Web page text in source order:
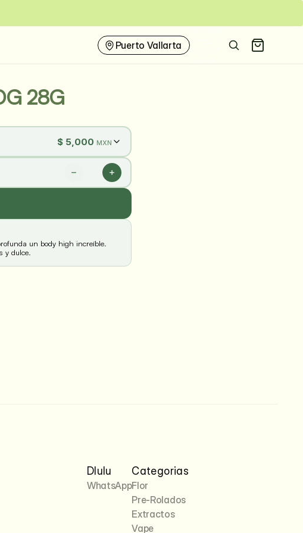
Puerto Vallarta
28G
$ 5,000 MXN
un body high increíble.
y dulce.
Dlulu
WhatsApp
Categorias
Flor
Pre-Rolados
Extractos
Vape